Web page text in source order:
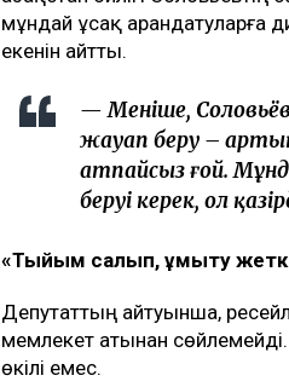
мұндай ұсақ арандатуларға
екенін айтты.
— Меніңше,
жауап беру –
атпайсыз ғой.
беруі керек, ол
«Тыйым салып, ұмыту
Депутаттың айтуынша,
мемлекет атынан
өкілі емес.